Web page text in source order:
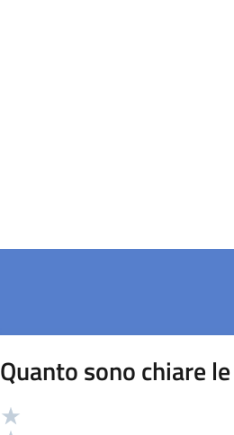
Quanto sono chiare
Valutazione